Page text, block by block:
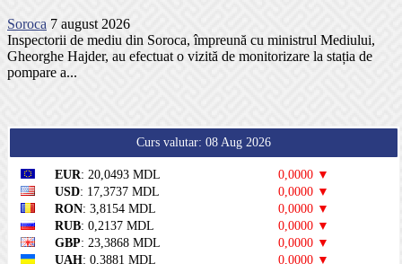
Soroca 7 august 2026
Inspectorii de mediu din Soroca, împreună cu ministrul Mediului,
Gheorghe Hajder, au efectuat o vizită de monitorizare la stația de
pompare a...
Curs valutar: 08 Aug 2026
EUR: 20,0493 MDL
0,0000 ▼
USD: 17,3737 MDL
0,0000 ▼
RON: 3,8154 MDL
0,0000 ▼
RUB: 0,2137 MDL
0,0000 ▼
GBP: 23,3868 MDL
0,0000 ▼
UAH: 0,3881 MDL 0,0000 ▼